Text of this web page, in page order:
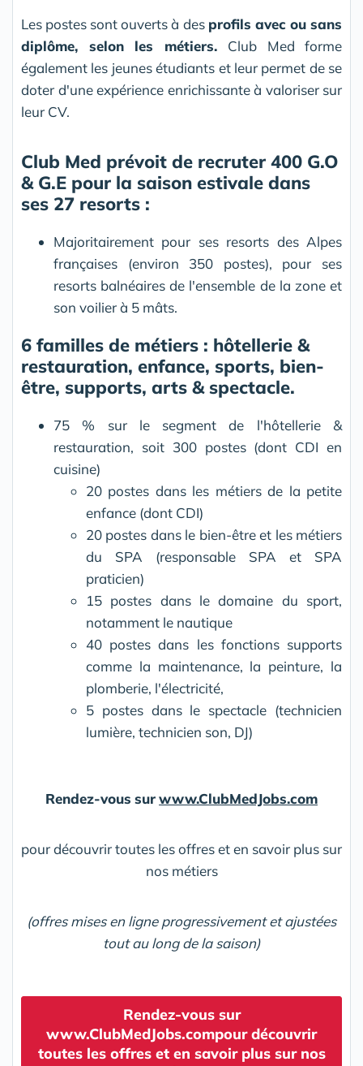
Les postes sont ouverts à des profils avec ou sans
diplôme, selon les métiers. Club Med forme
également les jeunes étudiants et leur permet de se
doter d'une expérience enrichissante à valoriser sur
leur CV.
Club Med prévoit de recruter 400 G.O
& G.E pour la saison estivale dans
ses 27 resorts :
Majoritairement pour ses resorts des Alpes
françaises (environ 350 postes), pour ses
resorts balnéaires de l'ensemble de la zone et
son voilier à 5 mâts.
6 familles de métiers : hôtellerie &
restauration, enfance, sports, bien-
être, supports, arts & spectacle.
75 % sur le segment de l'hôtellerie &
restauration, soit 300 postes (dont CDI en
cuisine)
20 postes dans les métiers de la petite
enfance (dont CDI)
20 postes dans le bien-être et les métiers
du SPA (responsable SPA et SPA
praticien)
15 postes dans le domaine du sport,
notamment le nautique
40 postes dans les fonctions supports
comme la maintenance, la peinture, la
plomberie, l'électricité,
5 postes dans le spectacle (technicien
lumière, technicien son, DJ)
Rendez-vous surwww.ClubMedJobs.com
pour découvrir toutes les offres et en savoir plus sur
nos métiers
(offres mises en ligne progressivement et ajustées
tout au long de la saison)
Rendez-vous sur
www.ClubMedJobs.compour découvrir
toutes les offres et en savoir plus sur nos